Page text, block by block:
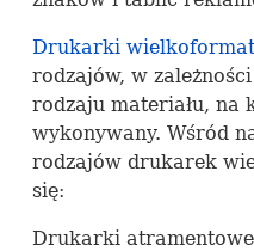
Drukarki
rodzajów, w
rodzaju materiału, na
wykonywany. Wśród
rodzajów drukarek
się:
Drukarki